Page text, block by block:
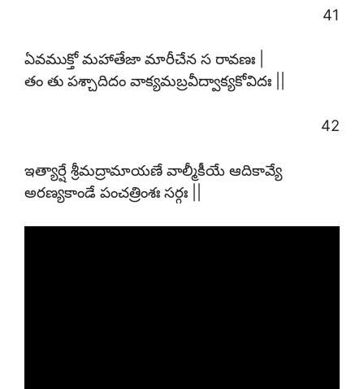
41
ఏవముక్తో మహాతేజా మారీచేన స రావణః |
తం తు పశ్చాదిదం వాక్యమబ్రవీద్వాక్యకోవిదః ||
42
ఇత్యార్షే శ్రీమద్రామాయణే వాల్మీకీయే ఆదికావ్యే
అరణ్యకాండే పంచత్రింశః సర్గః ||